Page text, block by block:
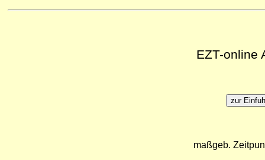
EZT-online
maßgeb.